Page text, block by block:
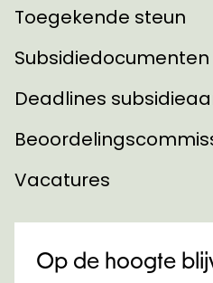
Toegekende steun
Subsidiedocumenten
Deadlines
Vacatures
Op de hoogte